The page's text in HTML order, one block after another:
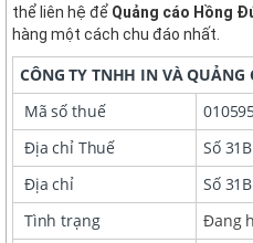
thể liên hệ để Quảng cáo Hồng
hàng một cách chu đáo nhất.
CÔNG TY TNHH IN VÀ
Mã số thuế
Địa chỉ Thuế
Số
Địa chỉ
Số
Tình trạng
Đang